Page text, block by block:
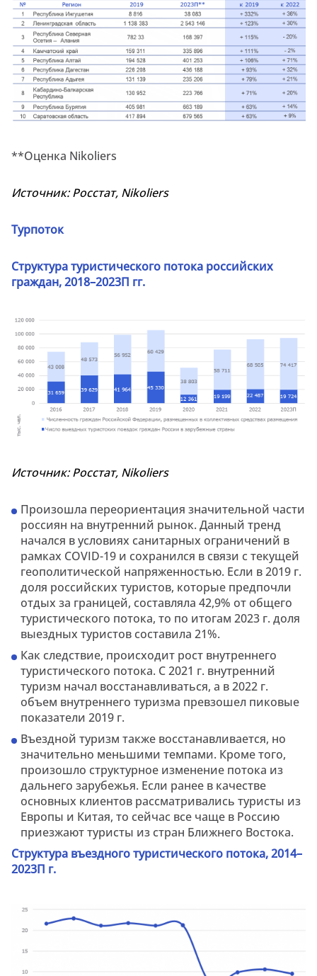
**Оценка Nikoliers
Источник: Росстат, Nikoliers
Турпоток
Структура туристического потока российских
граждан, 2018–2023П гг.
Источник: Росстат, Nikoliers
Произошла переориентация значительной части
россиян на внутренний рынок. Данный тренд
начался в условиях санитарных ограничений в
рамках COVID-19 и сохранился в связи с текущей
геополитической напряженностью. Если в 2019 г.
доля российских туристов, которые предпочли
отдых за границей, составляла 42,9% от общего
туристического потока, то по итогам 2023 г. доля
выездных туристов составила 21%.
Как следствие, происходит рост внутреннего
туристического потока. С 2021 г. внутренний
туризм начал восстанавливаться, а в 2022 г.
объем внутреннего туризма превзошел пиковые
показатели 2019 г.
Въездной туризм также восстанавливается, но
значительно меньшими темпами. Кроме того,
произошло структурное изменение потока из
дальнего зарубежья. Если ранее в качестве
основных клиентов рассматривались туристы из
Европы и Китая, то сейчас все чаще в Россию
приезжают туристы из стран Ближнего Востока.
Структура въездного туристического потока, 2014–
2023П г.